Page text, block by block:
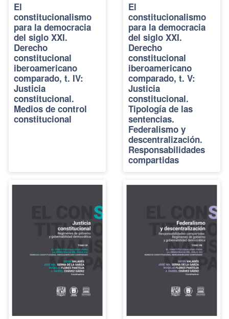
El
constitucionalismo
para la democracia
del siglo XXI.
Derecho
constitucional
iberoamericano
comparado, t. IV:
Justicia
constitucional.
Medios de control
constitucional
El
constitucionalismo
para la democracia
del siglo XXI.
Derecho
constitucional
iberoamericano
comparado, t. V:
Justicia
constitucional.
Tipología de las
sentencias.
Federalismo y
descentralización.
Responsabilidades
compartidas